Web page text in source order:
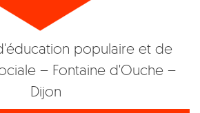
populaire et de
– Fontaine d'Ouche –
Dijon